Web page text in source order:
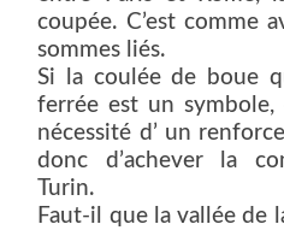
coupée. C’est comme
sommes liés.
Si la coulée de boue
ferrée est un symbole,
nécessité d’ un
donc d’achever la
Turin.
Faut-il que la vallée de